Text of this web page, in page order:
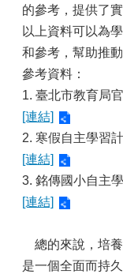
的參考，提供了
以上資料可以為
和參考，幫助推
參考資料：
1. 臺北市教育局
[連結]
2. 寒假自主學習
[連結]
3. 銘傳國小自主
[連結]
總的來說，培養
是一個全面而持